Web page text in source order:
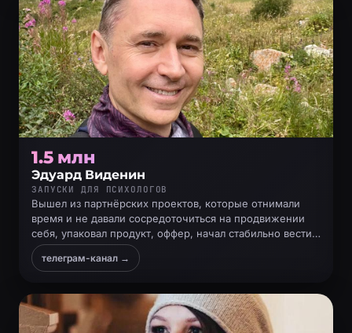
1.5 млн
Эдуард Виденин
ЗАПУСКИ ДЛЯ ПСИХОЛОГОВ
Вышел из партнёрских проектов, которые отнимали
время и не давали сосредоточиться на продвижении
себя, упаковал продукт, оффер, начал стабильно вести
блог и продавать через него
телеграм-канал →